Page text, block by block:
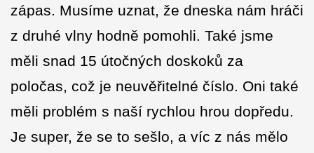
zápas. Musíme uznat, že dneska nám hráči
z druhé vlny hodně pomohli. Také jsme
měli snad 15 útočných doskoků za
poločas, což je neuvěřitelné číslo. Oni také
měli problém s naší rychlou hrou dopředu.
Je super, že se to sešlo, a víc z nás mělo